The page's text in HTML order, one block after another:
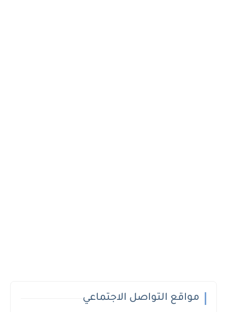
مواقع التواصل الاجتماعي